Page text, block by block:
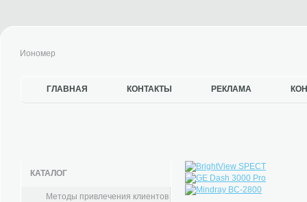
Иономер
ГЛАВНАЯ КОНТАКТЫ РЕКЛАМА
КАТАЛОГ
Методы привлечения клиентов